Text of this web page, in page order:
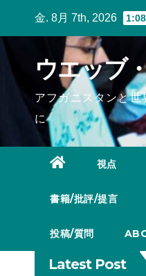
content
金. 8月 7th, 2026
ウエッブ
アフガニスタンと
に
視点
書籍/批評/提言
投稿/質問
Latest Post
軍事衝突から地